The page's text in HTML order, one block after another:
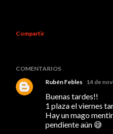
Compartir
COMENTARIOS
Rubén Febles 14 de
Buenas tardes!!
1 plaza el viernes
Hay un mago
pendiente aún 😅